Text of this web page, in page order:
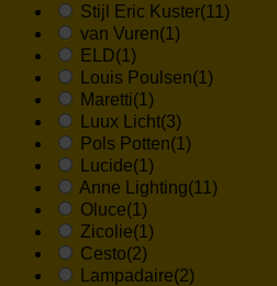
Stijl Eric Kuster(11)
van Vuren(1)
ELD(1)
Louis Poulsen(1)
Maretti(1)
Luux Licht(3)
Pols Potten(1)
Lucide(1)
Anne Lighting(11)
Oluce(1)
Zicolie(1)
Cesto(2)
Lampadaire(2)